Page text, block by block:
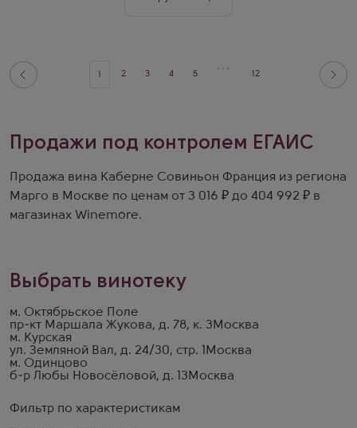
Фильтр по характеристикам
2 3 4 5 12
Продажи под контролем ЕГАИС
Продажа вина Каберне Совиньон Франция из региона
Марго в Москве по ценам от 3 016 ₽ до 404 992 ₽ в
магазинах Winemore.
Выбрать винотеку
м. Октябрьское Поле
пр-кт Маршала Жукова, д. 78, к. 3 Москва
м. Курская
ул. Земляной Вал, д. 24/30, стр. 1
Москва
м. Одинцово
б-р Любы Новосёловой, д. 13 Москва